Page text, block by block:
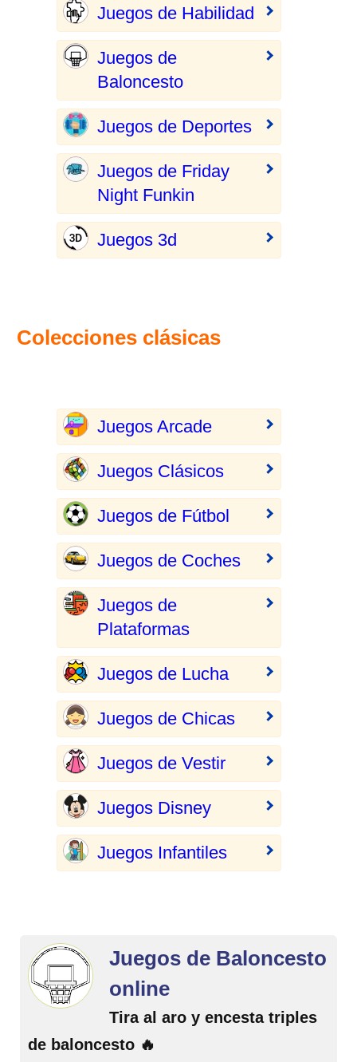
Juegos de Habilidad
Juegos de
Baloncesto
Juegos de Deportes
Juegos de Friday
Night Funkin
Juegos 3d
Colecciones clásicas
Juegos Arcade
Juegos Clásicos
Juegos de Fútbol
Juegos de Coches
Juegos de
Plataformas
Juegos de Lucha
Juegos de Chicas
Juegos de Vestir
Juegos Disney
Juegos Infantiles
Juegos de Baloncesto
online
Tira al aro y encesta triples
de baloncesto 🔥